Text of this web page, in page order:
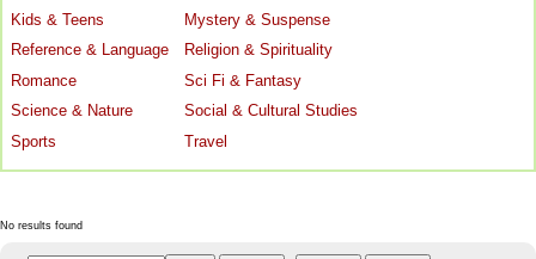
Kids & Teens
Mystery & Suspense
Reference & Language
Religion & Spirituality
Romance
Sci Fi & Fantasy
Science & Nature
Social & Cultural Studies
Sports
Travel
No results found